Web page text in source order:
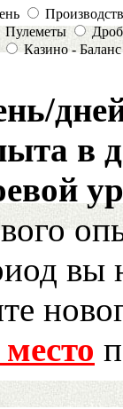
Пулеметы
Казино - Баланс
в
вы
место